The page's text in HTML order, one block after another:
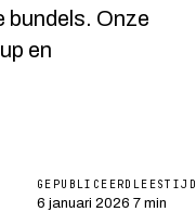
bundels. Onze
en
GEPUBLICEERD
6 januari 2026
LEESTIJD
7 min